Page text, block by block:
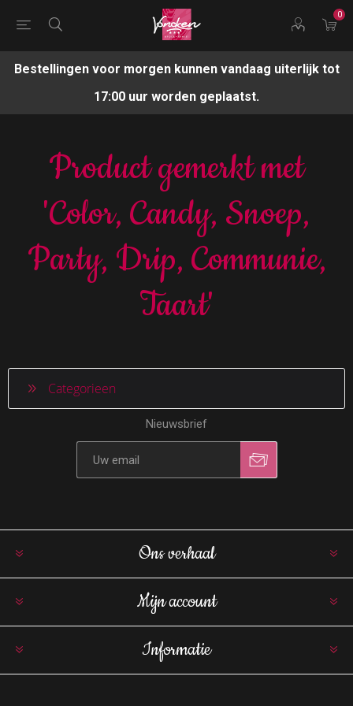
0
Bestellingen voor morgen kunnen vandaag uiterlijk tot
17:00 uur worden geplaatst.
Product gemerkt met
'Color, Candy, Snoep,
Party, Drip, Communie,
Taart'
Categorieen
Nieuwsbrief
Ons verhaal
Mijn account
Informatie